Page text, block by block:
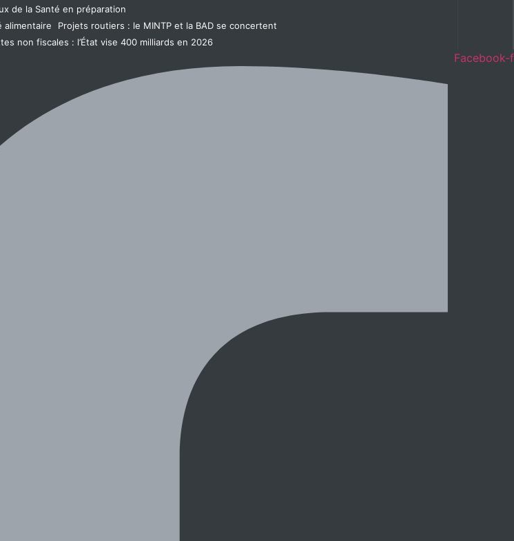
de la Santé en préparation
alimentaire
Projets routiers : le MINTP et la BAD se concertent
non fiscales : l’État vise 400 milliards en 2026
Facebook-f